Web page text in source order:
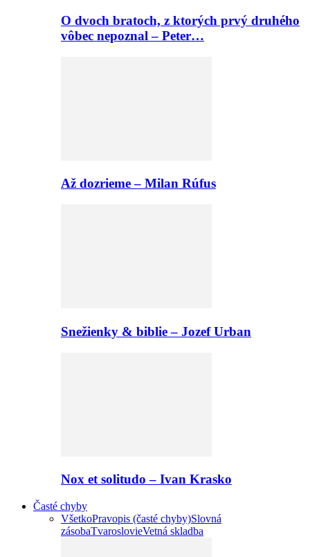
O dvoch bratoch, z ktorých prvý druhého
vôbec nepoznal – Peter…
Až dozrieme – Milan Rúfus
Snežienky & biblie – Jozef Urban
Nox et solitudo – Ivan Krasko
Časté chyby
VšetkoPravopis (časté chyby)Slovná
zásobaTvaroslovieVetná skladba